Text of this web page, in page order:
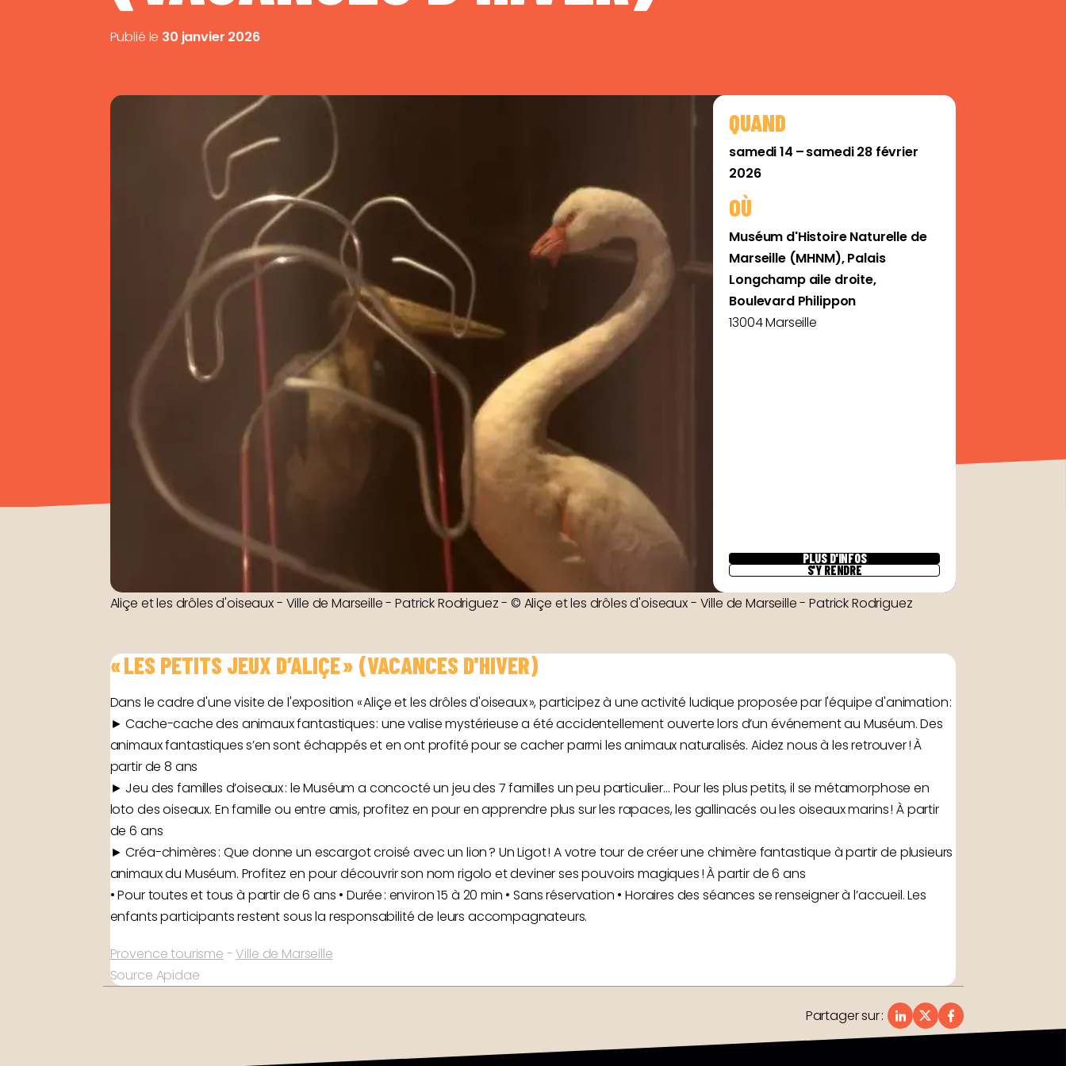
Publié le 30 janvier 2026
Aliçe et les drôles d'oiseaux - Ville de Marseille - Patrick Rodriguez - © Aliçe et les drôles d'oiseaux - Ville de Marseille - Patrick Rodriguez
QUAND
samedi 14 – samedi 28 février
2026
OÙ
Muséum d'Histoire Naturelle de
Marseille (MHNM), Palais
Longchamp aile droite,
Boulevard Philippon
13004 Marseille
PLUS D'INFOS
S'Y RENDRE
« LES PETITS JEUX D’ALIÇE » (VACANCES D'HIVER)
Dans le cadre d'une visite de l'exposition « Aliçe et les drôles d'oiseaux », participez à une activité ludique proposée par l'équipe d'animation :
► Cache-cache des animaux fantastiques : une valise mystérieuse a été accidentellement ouverte lors d’un événement au Muséum. Des
animaux fantastiques s’en sont échappés et en ont profité pour se cacher parmi les animaux naturalisés. Aidez nous à les retrouver ! À
partir de 8 ans
► Jeu des familles d’oiseaux : le Muséum a concocté un jeu des 7 familles un peu particulier… Pour les plus petits, il se métamorphose en
loto des oiseaux. En famille ou entre amis, profitez en pour en apprendre plus sur les rapaces, les gallinacés ou les oiseaux marins ! À partir
de 6 ans
► Créa-chimères : Que donne un escargot croisé avec un lion ? Un Ligot ! A votre tour de créer une chimère fantastique à partir de plusieurs
animaux du Muséum. Profitez en pour découvrir son nom rigolo et deviner ses pouvoirs magiques ! À partir de 6 ans
• Pour toutes et tous à partir de 6 ans • Durée : environ 15 à 20 min • Sans réservation • Horaires des séances se renseigner à l’accueil. Les
enfants participants restent sous la responsabilité de leurs accompagnateurs.
Provence tourisme -Ville de Marseille
Source Apidae
Partager sur: